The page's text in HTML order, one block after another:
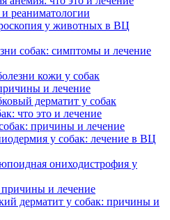
реаниматологии
у животных в ВЦ
собак: симптомы и лечение
кожи у собак
и лечение
дерматит у собак
что это и лечение
причины и лечение
у собак: лечение в ВЦ
ониходистрофия у
и лечение
дерматит у собак: причины и